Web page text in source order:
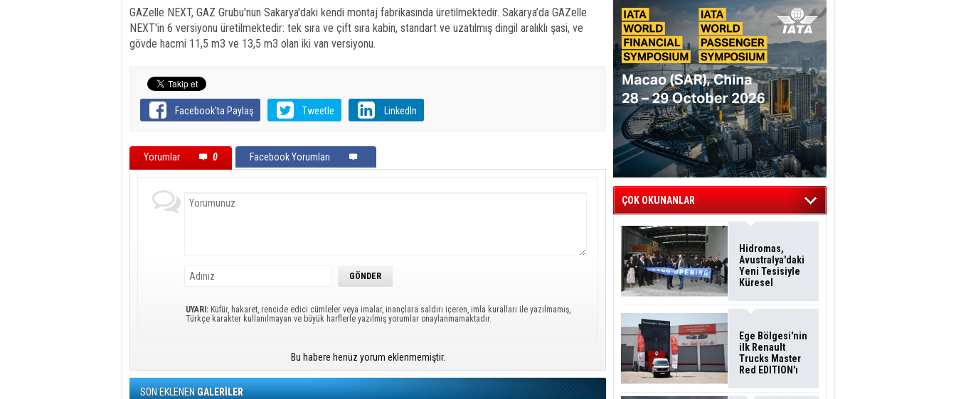
GAZelle NEXT, GAZ Grubu'nun Sakarya'daki kendi montaj fabrikasında üretilmektedir. Sakarya’da GAZelle
NEXT'in 6 versiyonu üretilmektedir: tek sıra ve çift sıra kabin, standart ve uzatılmış dingil aralıklı şasi, ve
gövde hacmi 11,5 m3 ve 13,5 m3 olan iki van versiyonu.
Facebook'ta Paylaş Tweetle LinkedIn
Yorumlar 0 Facebook Yorumları
UYARI: Küfür, hakaret, rencide edici cümleler veya imalar, inançlara saldırı içeren, imla kuralları ile yazılmamış,
Türkçe karakter kullanılmayan ve büyük harflerle yazılmış yorumlar onaylanmamaktadır.
Bu habere henüz yorum eklenmemiştir.
SON EKLENENGALERİLER
ÇOK OKUNANLAR
Hidromas,
Avustralya'daki
Yeni Tesisiyle
Küresel
Sürdürüyor
Ege Bölgesi'nin
ilk Renault
Trucks Master
Red EDITION'ı
Filosuna Katıldı